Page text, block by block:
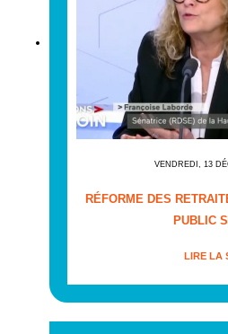
VENDREDI, 13
RÉFORME DES
PUBLIC
LIRE LA